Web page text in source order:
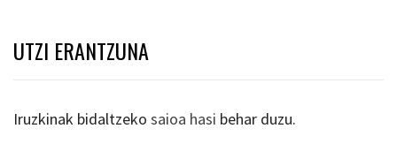
UTZI ERANTZUNA
Iruzkinak bidaltzeko saioa hasi behar duzu.